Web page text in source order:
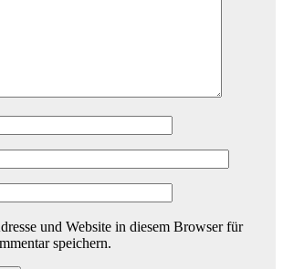
und Website in diesem Browser für
speichern.